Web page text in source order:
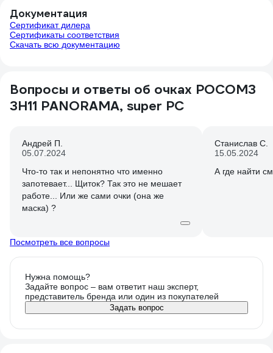
Документация
Сертификат дилера
Сертификаты соответствия
Скачать всю документацию
Вопросы и ответы об очках РОСОМЗ
ЗН11 PANORAMA, super PC
Андрей П.
05.07.2024
Что-то так и непонятно что именно
запотевает... Щиток? Так это не мешает
работе... Или же сами очки (она же
маска) ?
Станислав С.
15.05.2024
А где найти
Посмотреть все вопросы
Нужна помощь?
Задайте вопрос – вам ответит наш эксперт,
представитель бренда или один из покупателей
Задать вопрос